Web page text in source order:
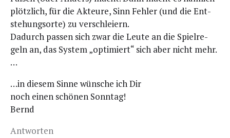
plötz­lich, für die Akteu­re, Sinn Feh­ler (und die Ent­
ste­hungs­or­te) zu verschleiern.
Dadurch pas­sen sich zwar die Leu­te an die Spiel­re­
geln an, das Sys­tem „opti­miert“ sich aber nicht mehr.
…
…in die­sem Sin­ne wün­sche ich Dir
noch einen schö­nen Sonntag!
Bernd
Antworten